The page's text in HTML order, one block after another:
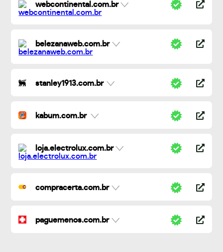
webcontinental.com.br
belezanaweb.com.br
stanley1913.com.br
kabum.com.br
loja.electrolux.com.br
compracerta.com.br
paguemenos.com.br